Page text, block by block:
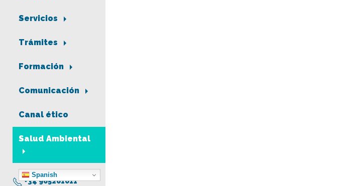
Servicios
Trámites
Formación
Comunicación
Canal ético
Salud Ambiental
Spanish
+34 965261011